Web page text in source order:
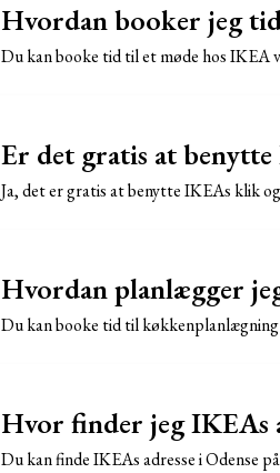
Hvordan booker jeg
Du kan booke tid til et møde hos IKEA
Er det gratis at
Ja, det er gratis at benytte IKEAs klik
Hvordan planlægger
Du kan booke tid til
Hvor finder jeg IKEAs
Du kan finde IKEAs adresse i Odense